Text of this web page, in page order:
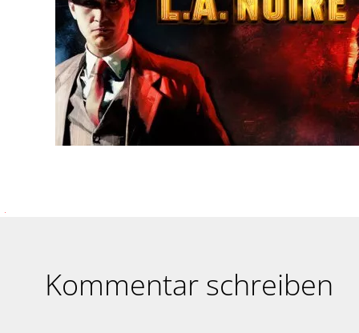
Kommentar schreiben